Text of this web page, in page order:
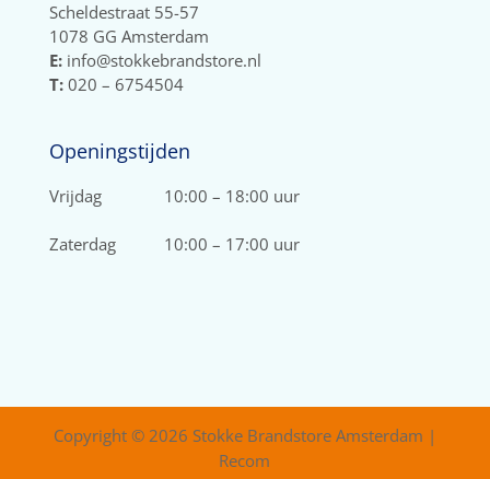
Scheldestraat 55-57
1078 GG Amsterdam
E:info@stokkebrandstore.nl
T:020 – 6754504
Openingstijden
Vrijdag 10:00 – 18:00 uur
Zaterdag 10:00 – 17:00 uur
Copyright © 2026 Stokke Brandstore Amsterdam |
Recom